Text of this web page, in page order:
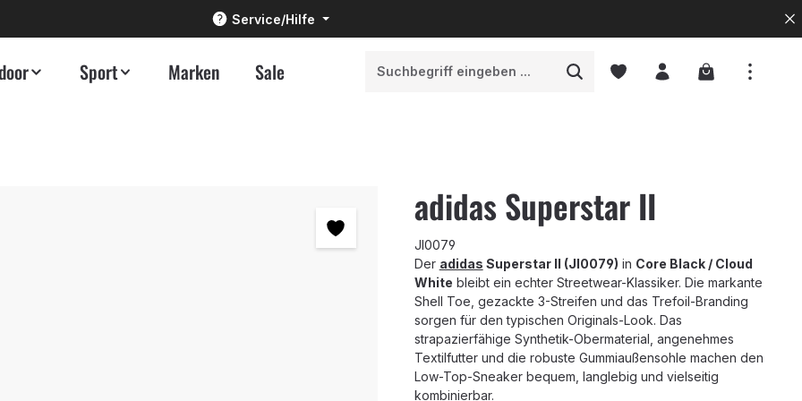
Service/Hilfe
Sport Marken Sale Warenkorb
adidas Superstar II
JI0079
Der adidas Superstar II (JI0079) in Core Black / Cloud
White bleibt ein echter Streetwear-Klassiker. Die markante
Shell Toe, gezackte 3-Streifen und das Trefoil-Branding
sorgen für den typischen Originals-Look. Das
strapazierfähige Synthetik-Obermaterial, angenehmes
Textilfutter und die robuste Gummiaußensohle machen den
Low-Top-Sneaker bequem, langlebig und vielseitig
kombinierbar.